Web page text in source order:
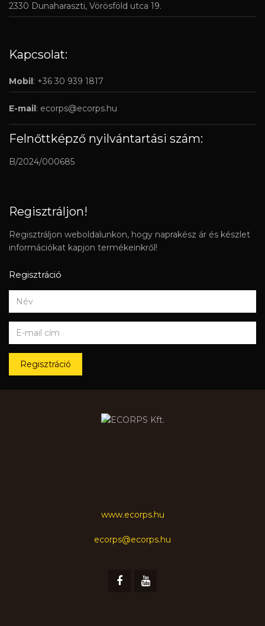
2330 Dunaharaszti, Vörösföld utca 19.
Kapcsolat:
Mobil: +36 30 939 1817
E-mail: ecorps@ecorps.hu
Felnőttképző nyilvántartási szám:
B/2024/000685
Regisztráljon!
Regisztráljon weboldalunkon, hogy naprakész ár és készlet
információkat kapjon termékeinkről!
Regisztráció
Regisztráció
www.ecorps.hu
ecorps@ecorps.hu